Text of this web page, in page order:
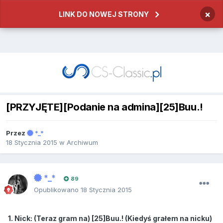
LINK DO NOWEJ STRONY ×
[PRZYJĘTE][Podanie na admina][25]Buu.!
Przez
*_*
18 Stycznia 2015 w Archiwum
*_* 89
Opublikowano 18 Stycznia 2015
1. Nick: (Teraz gram na) [25]Buu.! (Kiedyś grałem na nicku)